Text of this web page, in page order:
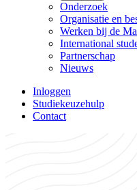
Onderzoek
Organisatie en
Werken bij de
International
Partnerschap
Nieuws
Inloggen
Studiekeuzehulp
Contact